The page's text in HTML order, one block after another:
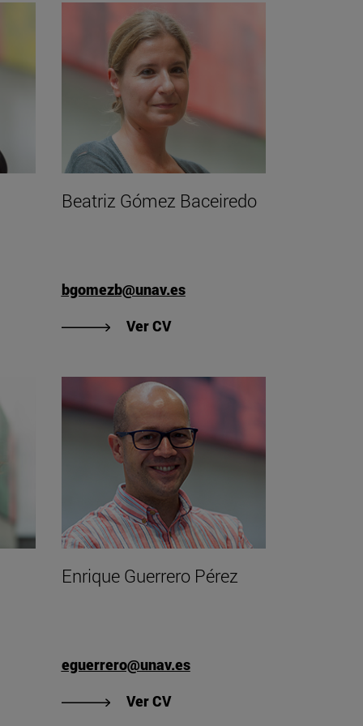
Lucía Gastón Lorente"
Beatriz Gómez Baceiredo
bgomezb@unav.es
Ver CV"Ver CV de Beatriz Gómez
Enrique Guerrero Pérez
eguerrero@unav.es
Ver CV"Ver CV de Enrique Guerrero